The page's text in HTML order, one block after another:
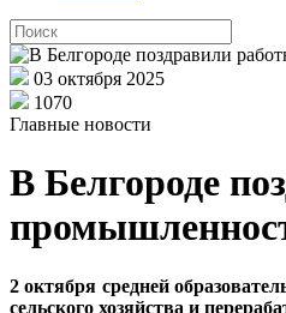
03 октября 2025
1070
Главные новости
В Белгороде
2 октября средней
сельского хозяйства и